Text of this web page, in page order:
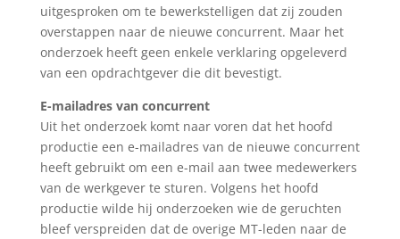
uitgesproken om te bewerkstelligen dat zij zouden
overstappen naar de nieuwe concurrent. Maar het
onderzoek heeft geen enkele verklaring opgeleverd
van een opdrachtgever die dit bevestigt.
E-mailadres van concurrent
Uit het onderzoek komt naar voren dat het hoofd
productie een e-mailadres van de nieuwe concurrent
heeft gebruikt om een e-mail aan twee medewerkers
van de werkgever te sturen. Volgens het hoofd
productie wilde hij onderzoeken wie de geruchten
bleef verspreiden dat de overige MT-leden naar de